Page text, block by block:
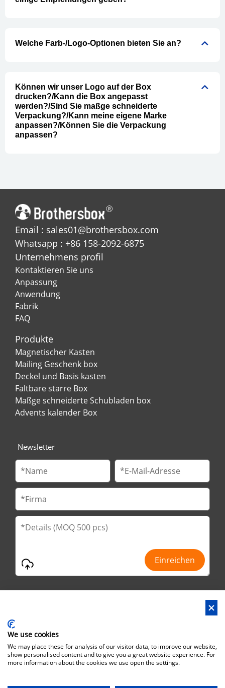
Welche Farb-/Logo-Optionen bieten Sie an?
Können wir unser Logo auf der Box
drucken?/Kann die Box angepasst
werden?/Sind Sie maßge schneiderte
Verpackung?/Kann meine eigene Marke
anpassen?/Können Sie die Verpackung
anpassen?
Email : sales01@brothersbox.com
Whatsapp : +86 158-2092-6875
Unternehmens profil
Kontaktieren Sie uns
Anpassung
Anwendung
Fabrik
FAQ
Produkte
Magnetischer Kasten
Mailing Geschenk box
Deckel und Basis kasten
Faltbare starre Box
Maßge schneiderte Schubladen box
Advents kalender Box
Newsletter
Anschrift : Nr.29 Jinfu 2. Straße, Huanan Ind Park, Stadt Liaobu,
Stadt Dongguan, Provinz Guangdong, China
Büro adresse : No.6 Zhuangyuan Road, Park Songshan Lake,
We use cookies
We may place these for analysis of our visitor data, to improve our website,
show personalised content and to give you a great website experience. For
more information about the cookies we use open the settings.